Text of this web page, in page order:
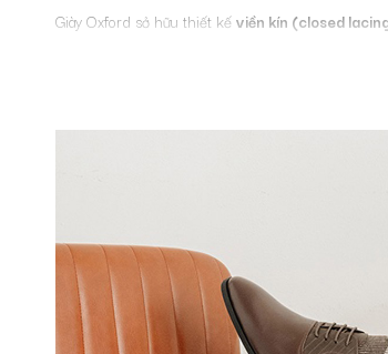
Giày Oxford sở hữu thiết kếviền kín (closed
📌Giày Derby – Thoải mái hơn, linh hoạt hơn
Khác với Oxford, giày Derbycó thiết kế
Derby phù hợp với: